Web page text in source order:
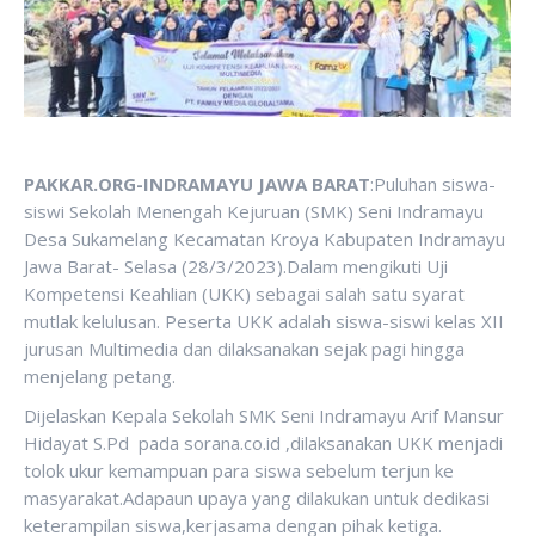
PAKKAR.ORG-INDRAMAYU JAWA BARAT:Puluhan siswa-
siswi Sekolah Menengah Kejuruan (SMK) Seni Indramayu
Desa Sukamelang Kecamatan Kroya Kabupaten Indramayu
Jawa Barat- Selasa (28/3/2023).Dalam mengikuti Uji
Kompetensi Keahlian (UKK) sebagai salah satu syarat
mutlak kelulusan. Peserta UKK adalah siswa-siswi kelas XII
jurusan Multimedia dan dilaksanakan sejak pagi hingga
menjelang petang.
Dijelaskan Kepala Sekolah SMK Seni Indramayu Arif Mansur
Hidayat S.Pd pada sorana.co.id ,dilaksanakan UKK menjadi
tolok ukur kemampuan para siswa sebelum terjun ke
masyarakat.Adapaun upaya yang dilakukan untuk dedikasi
keterampilan siswa,kerjasama dengan pihak ketiga.